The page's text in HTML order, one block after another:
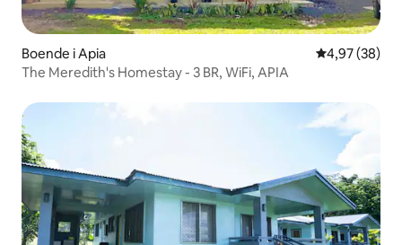
Boende i Apia 4,97 av 5 i
4,97 (38)
The Meredith's Homestay - 3 BR, WiFi, APIA